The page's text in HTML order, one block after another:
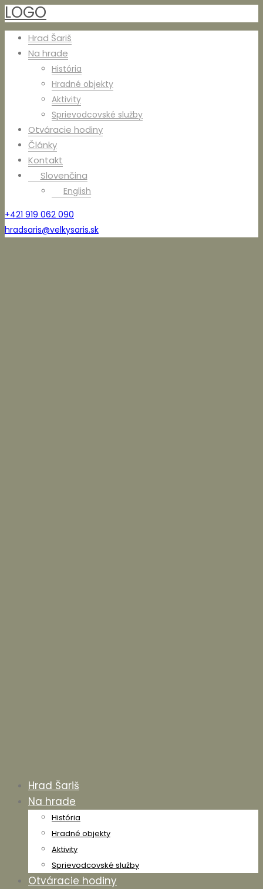
LOGO
Hrad Šariš
Na hrade
História
Hradné objekty
Aktivity
Sprievodcovské služby
Otváracie hodiny
Články
Kontakt
Slovenčina
English
+421 919 062 090
hradsaris@velkysaris.sk
Hrad Šariš
Na hrade
História
Hradné objekty
Aktivity
Sprievodcovské služby
Otváracie hodiny